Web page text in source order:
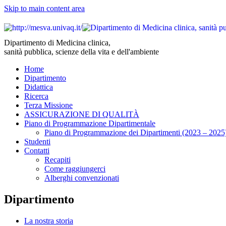
Skip to main content area
Dipartimento di Medicina clinica,
sanità pubblica, scienze della vita e dell'ambiente
Home
Dipartimento
Didattica
Ricerca
Terza Missione
ASSICURAZIONE DI QUALITÀ
Piano di Programmazione Dipartimentale
Piano di Programmazione dei Dipartimenti (2023 –
Studenti
Contatti
Recapiti
Come raggiungerci
Alberghi convenzionati
Dipartimento
La nostra storia